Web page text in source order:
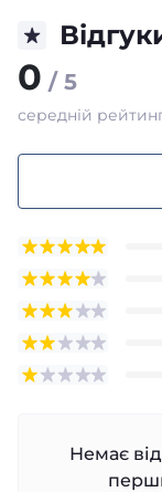
0 / 5
середній
Немає